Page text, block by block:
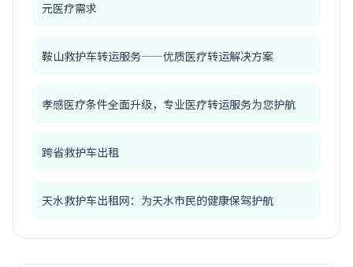
元医疗需求
鞍山救护车转运服务——优质医疗转运解决方案
孝感医疗条件全面升级，专业医疗转运服务为您护航
跨省救护车出租
天水救护车出租网：为天水市民的健康保驾护航